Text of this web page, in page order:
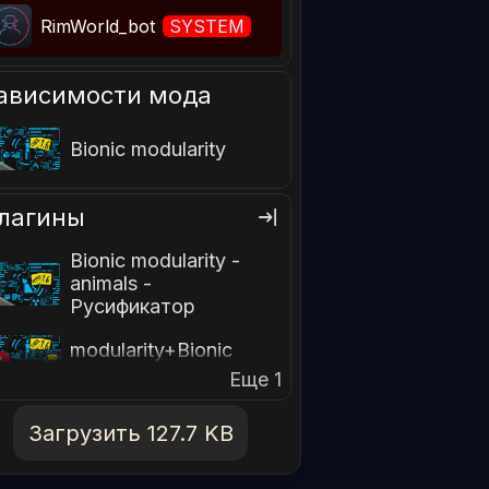
RimWorld_bot SYSTEM
мода
Bionic modularity
Bionic modularity -
animals -
Русификатор
modularity+Bionic
modularity-animals_zh
Еще 1
Загрузить 127.7 KB